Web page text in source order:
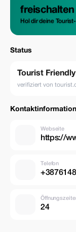
freischalten
Hol dir deine
Status
Tourist Friendly
verifiziert von
Webseite
https://
Telefon
24